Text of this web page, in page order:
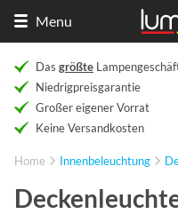
Menu
Das größte
Niedrigpreisgarantie
Großer eigener Vorrat
Keine Versandkosten
Home Innenbeleuchtung